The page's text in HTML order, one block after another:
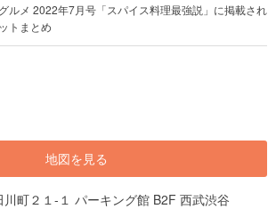
ルメ 2022年7月号「スパイス料理最強説」に掲載され
トまとめ
地図を見る
町２１-１ パーキング館 B2F 西武渋谷